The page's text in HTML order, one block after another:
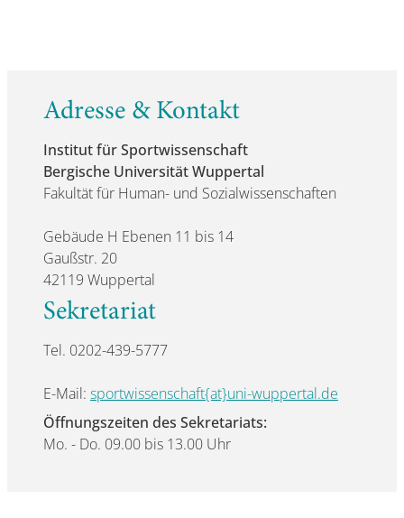
Adresse & Kontakt
Institut für Sportwissenschaft
Bergische Universität Wuppertal
Fakultät für Human- und Sozialwissenschaften
Gebäude H Ebenen 11 bis 14
Gaußstr. 20
42119 Wuppertal
Sekretariat
Tel. 0202-439-5777
E-Mail: sportwissenschaft{at}uni-wuppertal.de
Öffnungszeiten des Sekretariats:
Mo. - Do. 09.00 bis 13.00 Uhr